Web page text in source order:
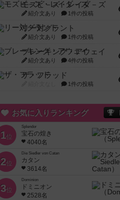
モズビ－ズ・レイダ－ズ
紹介文あり 1件の投稿
リー対グラント
紹介文あり 1件の投稿
ブレーキング・アウェイ
紹介文あり 4件の投稿
ザ・フラッド
1件の投稿
お気に入りランキング
1位
Splendor
宝石の煌き
4040名
2位
Die Siedler von Catan
カタン
3614名
3位
Dominion
ドミニオン
2528名